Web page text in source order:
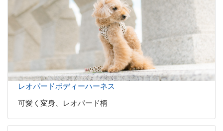
レオパードボディーハーネス
可愛く変身、レオパード柄